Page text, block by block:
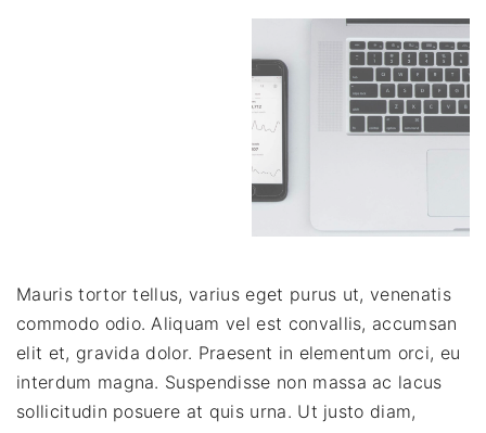
Mauris tortor tellus, varius eget purus ut, venenatis
commodo odio. Aliquam vel est convallis, accumsan
elit et, gravida dolor. Praesent in elementum orci, eu
interdum magna. Suspendisse non massa ac lacus
sollicitudin posuere at quis urna. Ut justo diam,